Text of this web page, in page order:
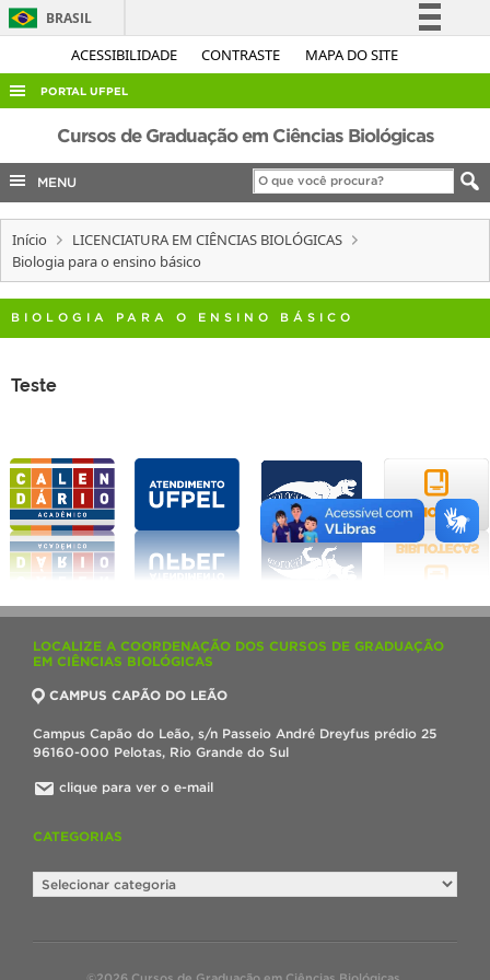
ACESSIBILIDADE CONTRASTE MAPA DO SITE
BRASIL
Simplifique!
Acesso à informação
Legislação
Canais
PORTAL UFPEL
ACESSO À INFORMAÇÃO
AUDITORIA
COBALTO
CONCURSOS
INTERNACIONAL
PORTARIAS
Cursos de Graduação em Ciências Biológicas
MENU
Início
LICENCIATURA EM CIÊNCIAS BIOLÓGICAS
Biologia para o ensino básico
BIOLOGIA PARA O ENSINO BÁSICO
Teste
LOCALIZE A COORDENAÇÃO DOS CURSOS DE GRADUAÇÃO
EM CIÊNCIAS BIOLÓGICAS
CAMPUS CAPÃO DO LEÃO
Campus Capão do Leão, s/n Passeio André Dreyfus prédio 25
96160-000 Pelotas, Rio Grande do Sul
clique para ver o e-mail
CATEGORIAS